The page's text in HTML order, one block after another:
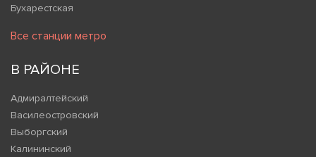
Бухарестская
Все станции метро
В РАЙОНЕ
Адмиралтейский
Василеостровский
Выборгский
Калининский